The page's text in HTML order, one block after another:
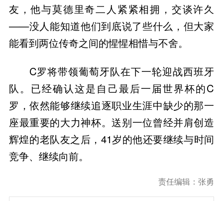
友，他与莫德里奇二人紧紧相拥，交谈许久
——没人能知道他们到底说了些什么，但大家
能看到两位传奇之间的惺惺相惜与不舍。
C罗将带领葡萄牙队在下一轮迎战西班牙
队。已经确认这是自己最后一届世界杯的C
罗，依然能够继续追逐职业生涯中缺少的那一
座最重要的大力神杯。送别一位曾经并肩创造
辉煌的老队友之后，41岁的他还要继续与时间
竞争、继续向前。
责任编辑：张勇